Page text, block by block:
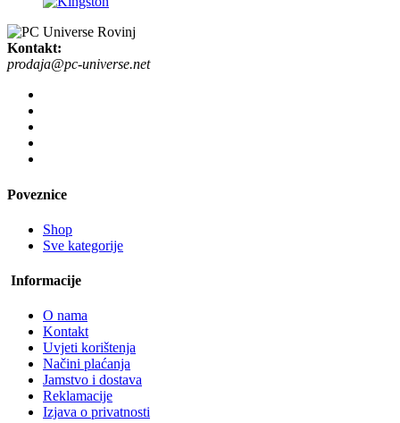
Kontakt:
prodaja@pc-universe.net
Poveznice
Shop
Sve kategorije
Informacije
O nama
Kontakt
Uvjeti korištenja
Načini plaćanja
Jamstvo i dostava
Reklamacije
Izjava o privatnosti